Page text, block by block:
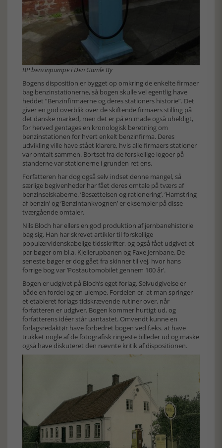
BP benzinpumpe i Den Gamle By
Bogens disposition er bygget op omkring de enkelte firmaer
bag benzinstationerne, så bogen skulle vel egentlig have
heddet ”Benzinfirmaerne og deres stationers historie”. Det
giver en god overblik over de skiftende firmaers stilling på
det danske marked, men det er på en måde også uheldigt,
for herved gentages en kronologisk beretning om
benzinstationen for hvert enkelt benzinfirma. Deres
udvikling ville have stået klarere, hvis alle firmaers stationer
var omtalt sammen. Bortset fra de forskellige logoer på
standerne var stationerne i grunden ret ens.
Forfatteren har dog også selv indset denne mangel, så
særlige begivenheder har fået deres omtale på tværs af
benzinselskaberne. ’Besættelsen og rationering’, ’Hamstring
af benzin’ og ’Benzintankvognen’ er eksempler på disse
tværgående omtaler.
Nils Bloch har ellers en god produktion af jernbanehistorie
bag sig. Han har skrevet artikler til forskellige
populærvidenskabelige tidsskrifter, og også fået udgivet et
par bøger om bl.a. Kjellerupbanen og Faxe Jernbane. De
seneste bøger er dog gået fra skinner til vej, hvor hans
forrige bog var ’Postautomobilet gennem 100 år’.
Bogen er udgivet på Bloch’s eget forlag. Selvudgivelse er
både en fordel og en ulempe. Fordelen er, at man springer
et etableret forlags tidskrævende rutiner over, når
forfatteren er udgiver. Bogen kommer hurtigt ud, og
forfatterens idéer står uantastet. Omvendt kunne en
forlagsredaktør have forbedret bogen ved f.eks. at have
trukket nogle af de fotografisk ringeste billeder ud og måske
også have diskuteret den nævnte kritik af dispositionen.